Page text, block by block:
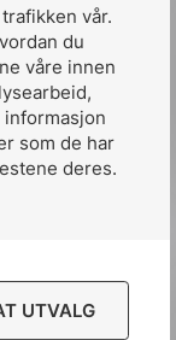
vår.
du
våre innen
informasjon
som de har
deres.
UTVALG
21.000
har vært i
er på
spillelister
å se
sant?